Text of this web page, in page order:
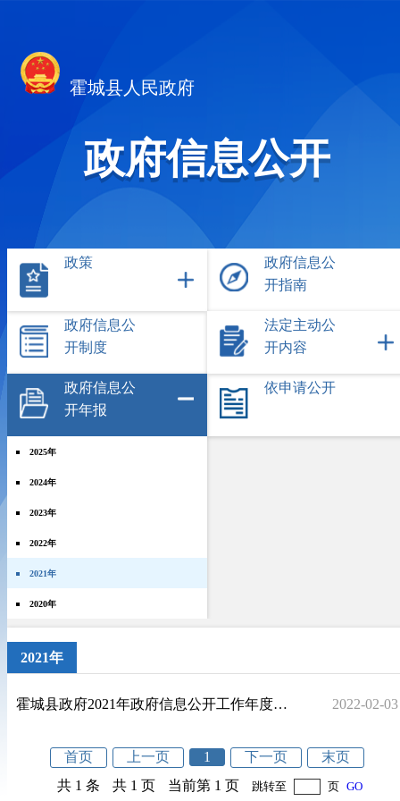
霍城县人民政府
政府信息公开
政策
政府信息公
开指南
政府信息公
开制度
法定主动公
开内容
政府信息公
开年报
2025年
2024年
2023年
2022年
2021年
2020年
依申请公开
2021年
霍城县政府2021年政府信息公开工作年度报告 2022-02-03
首页 上一页 1 下一页
末页
共 1 条
共 1 页 当前第 1 页 跳转至 页 GO